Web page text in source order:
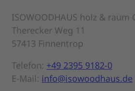
ISOWOODHAUS holz & raum
Therecker Weg 11
57413 Finnentrop
Telefon: +49 2395 9182-0
E-Mail: info@isowoodhaus.de